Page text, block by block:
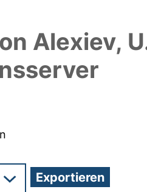
Alexiev,